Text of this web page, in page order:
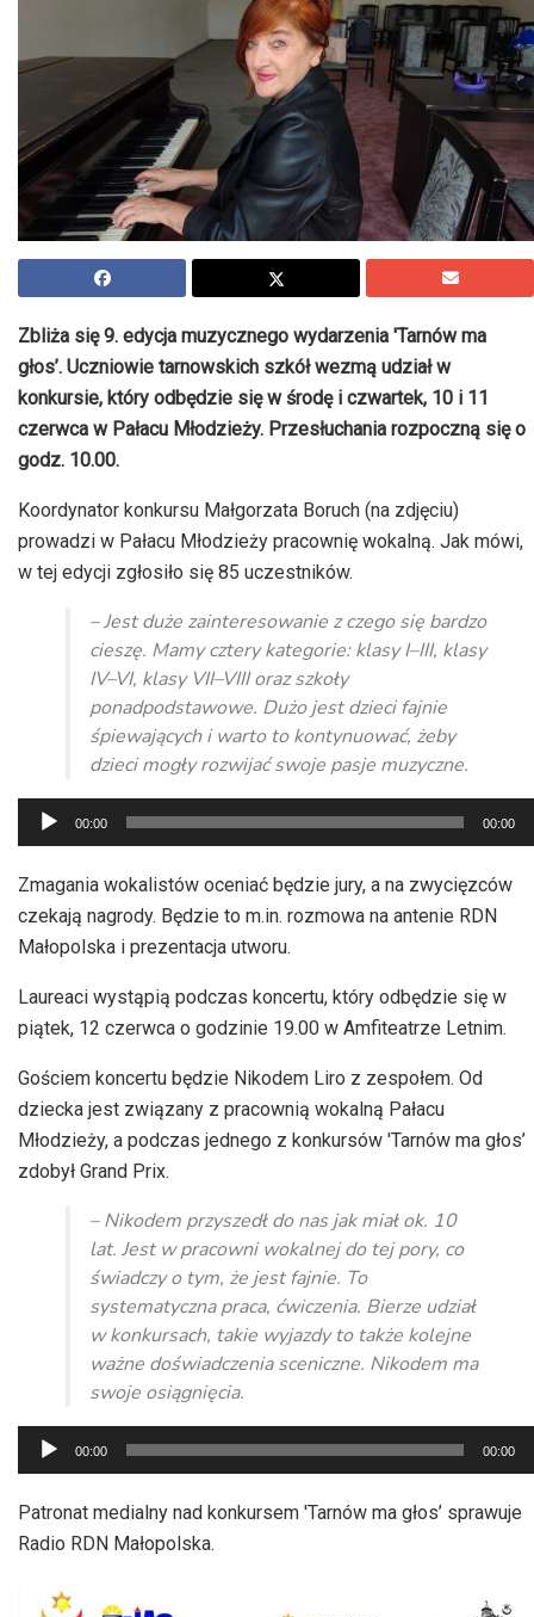
Zbliża się 9. edycja muzycznego wydarzenia 'Tarnów ma
głos’. Uczniowie tarnowskich szkół wezmą udział w
konkursie, który odbędzie się w środę i czwartek, 10 i 11
czerwca w Pałacu Młodzieży. Przesłuchania rozpoczną się o
godz. 10.00.
Koordynator konkursu Małgorzata Boruch (na zdjęciu)
prowadzi w Pałacu Młodzieży pracownię wokalną. Jak mówi,
w tej edycji zgłosiło się 85 uczestników.
– Jest duże zainteresowanie z czego się bardzo
cieszę. Mamy cztery kategorie: klasy I–III, klasy
IV–VI, klasy VII–VIII oraz szkoły
ponadpodstawowe. Dużo jest dzieci fajnie
śpiewających i warto to kontynuować, żeby
dzieci mogły rozwijać swoje pasje muzyczne.
Odtwarzacz
plików
dźwiękowych
00:00 00:00
Zmagania wokalistów oceniać będzie jury, a na zwycięzców
czekają nagrody. Będzie to m.in. rozmowa na antenie RDN
Małopolska i prezentacja utworu.
Laureaci wystąpią podczas koncertu, który odbędzie się w
piątek, 12 czerwca o godzinie 19.00 w Amfiteatrze Letnim.
Gościem koncertu będzie Nikodem Liro z zespołem. Od
dziecka jest związany z pracownią wokalną Pałacu
Młodzieży, a podczas jednego z konkursów 'Tarnów ma głos’
zdobył Grand Prix.
– Nikodem przyszedł do nas jak miał ok. 10
lat. Jest w pracowni wokalnej do tej pory, co
świadczy o tym, że jest fajnie. To
systematyczna praca, ćwiczenia. Bierze udział
w konkursach, takie wyjazdy to także kolejne
ważne doświadczenia sceniczne. Nikodem ma
swoje osiągnięcia.
Odtwarzacz
plików
dźwiękowych
00:00 00:00
Patronat medialny nad konkursem 'Tarnów ma głos’ sprawuje
Radio RDN Małopolska.